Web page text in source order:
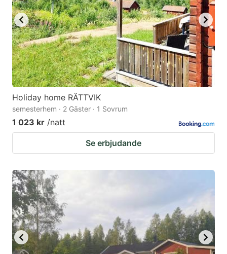
Holiday home RÄTTVIK
semesterhem · 2 Gäster · 1 Sovrum
1 023 kr /natt
Se erbjudande